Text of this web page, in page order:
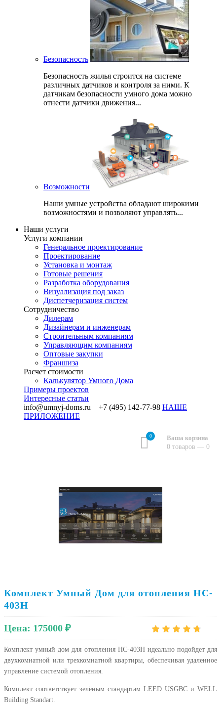
Безопасность
Безопасность жилья строится на системе
различных датчиков и контроля за ними. К
датчикам безопасности умного дома можно
отнести датчики движения...
Возможности
Наши умные устройства обладают широкими
возможностями и позволяют управлять...
Наши услуги
Услуги компании
Генеральное проектирование
Проектирование
Установка и монтаж
Готовые решения
Разработка оборудования
Визуализация под заказ
Диспетчеризация систем
Сотрудничество
Дилерам
Дизайнерам и инженерам
Строительным компаниям
Управляющим компаниям
Оптовые закупки
Франшиза
Раcчет стоимости
Калькулятор Умного Дома
Примеры проектов
Интересные статьи
info@umnyj-doms.ru +7 (495) 142-77-98 НАШЕ
ПРИЛОЖЕНИЕ
0
Ваша корзина
0 товаров — 0
Комплект Умный Дом для отопления HC-
403H
Цена: 175000 ₽
Комплект умный дом для отопления HC-403H идеально подойдет для
двухкомнатной или трехкомнатной квартиры, обеспечивая удаленное
управление системой отопления.
Комплект соответствует зелёным стандартам LEED USGBC и WELL
Building Standart.